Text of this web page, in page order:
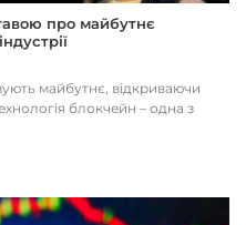
про майбутнє
майбутнє, відкриваючи
блокчейн – одна з